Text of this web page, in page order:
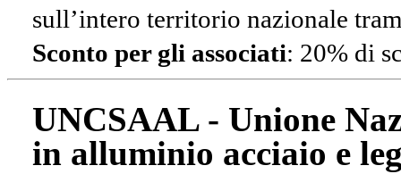
sull’intero territorio nazionale
Sconto per gli associati: 20% di
UNCSAAL - Unione
in alluminio acciaio e